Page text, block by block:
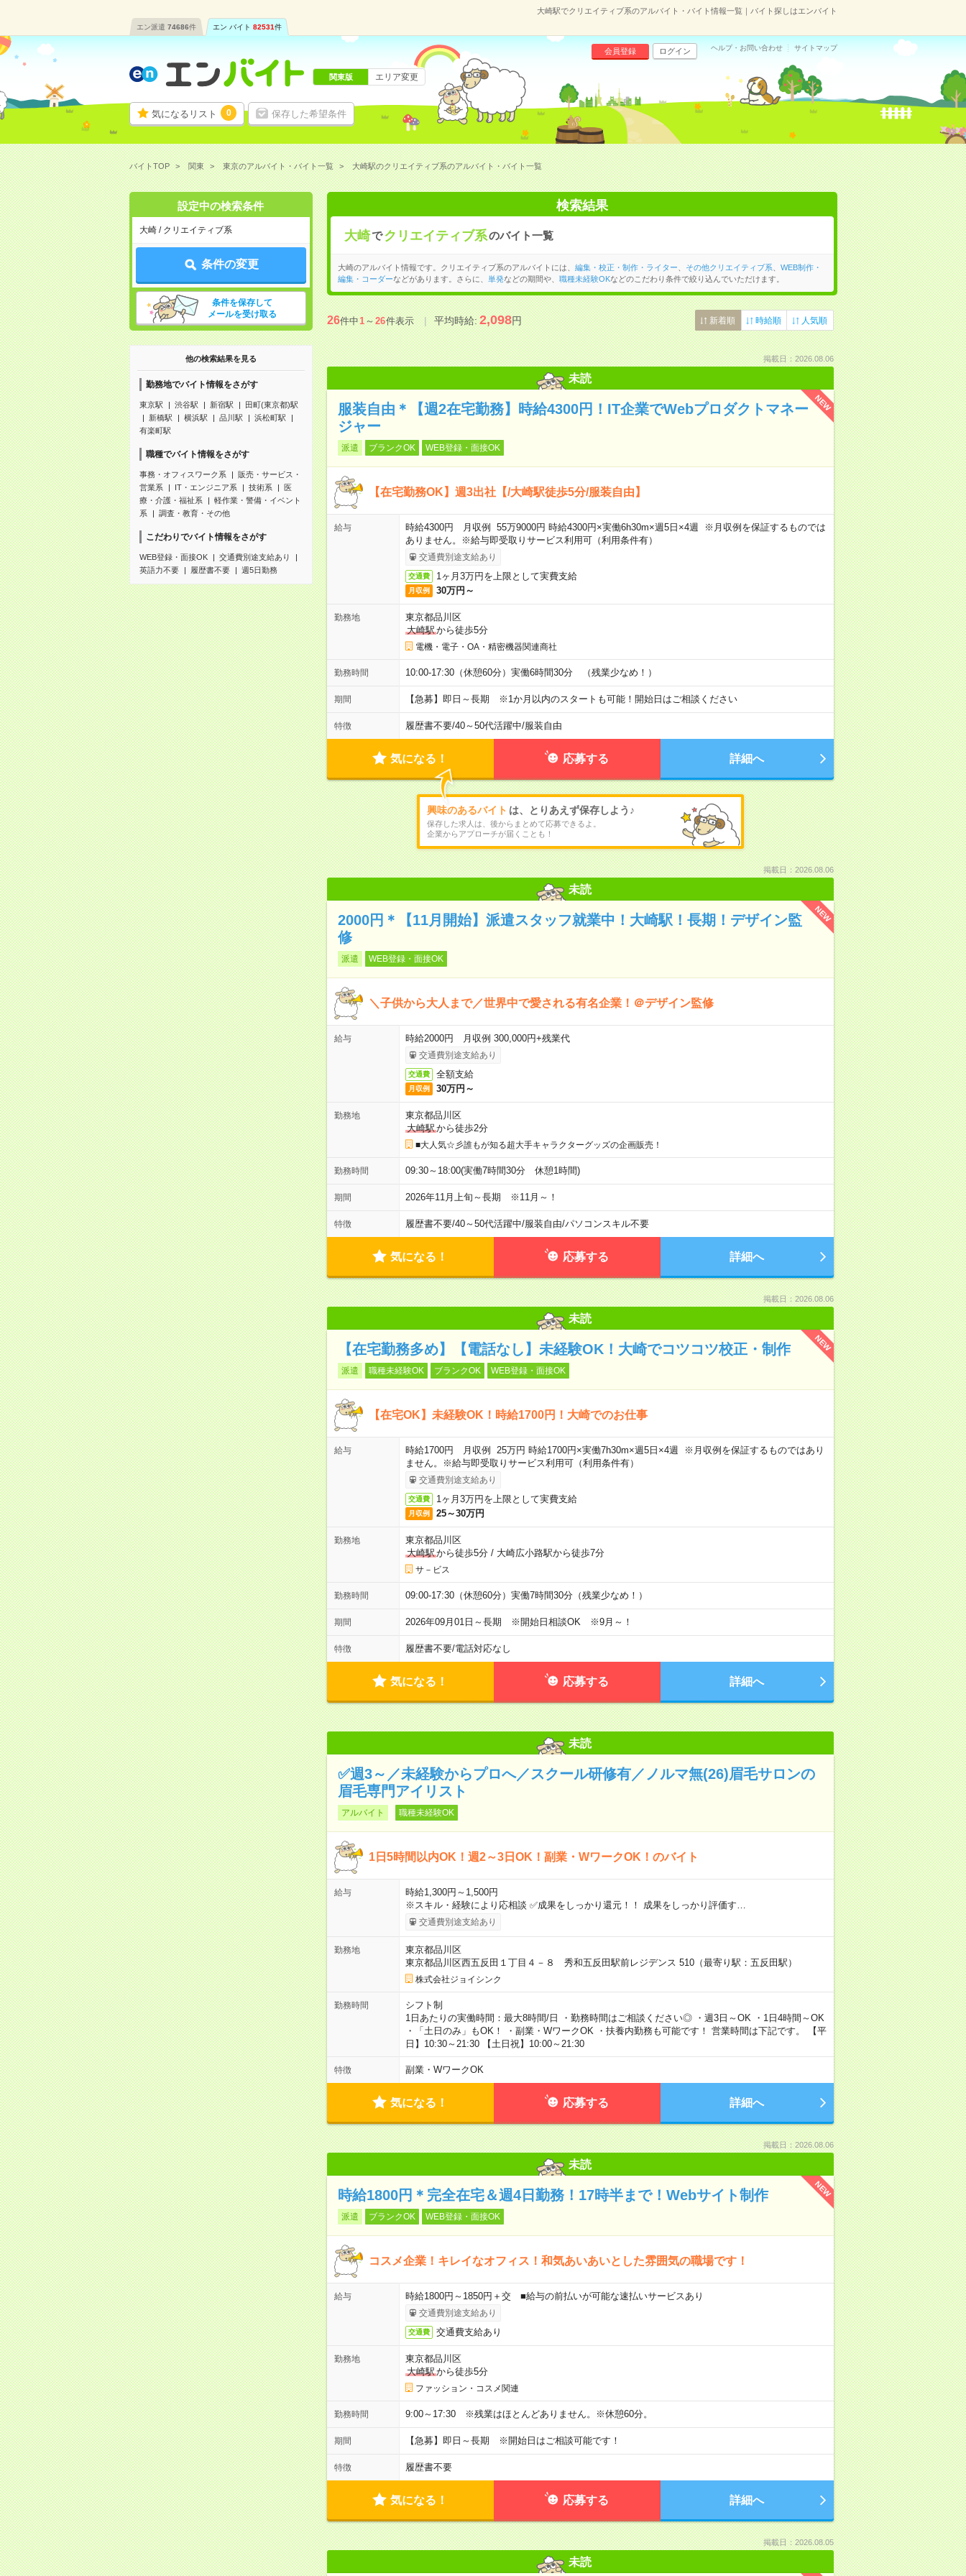
大崎駅でクリエイティブ系のアルバイト・バイト情報一覧｜バイト探しはエンバイト
エン派遣 74686件 エン バイト 82531件
気になるリスト 0 保存した希望条件
会員登録 ログイン ヘルプ・お問い合わせ サイトマップ
関東版 エリア変更
バイトTOP 関東 東京のアルバイト・バイト一覧 大崎駅のクリエイティブ系のアルバイト・バイト一覧
設定中の検索条件
大崎 / クリエイティブ系
条件の変更
条件を保存して
メールを受け取る
他の検索結果を見る
勤務地でバイト情報をさがす
東京駅 渋谷駅 新宿駅
田町(東京都)駅
新橋駅
横浜駅 品川駅
浜松町駅
有楽町駅
職種でバイト情報をさがす
事務・オフィスワーク系
販売・サービス・
営業系
IT・エンジニア系 技術系
医
療・介護・福祉系
軽作業・警備・イベント
系
調査・教育・その他
こだわりでバイト情報をさがす
WEB登録・面接OK
交通費別途支給あり
英語力不要
履歴書不要 週5日勤務
検索結果
大崎で クリエイティブ系のバイト一覧
大崎のアルバイト情報です。クリエイティブ系のアルバイトには、 編集・校正・制作・ライター その他クリエイティブ系
WEB制作・
編集・コーダーなどがあります。さらに、 単発などの期間や、 職種未経験OKなどのこだわり条件で絞り込んでいただけます。
26件中1～26件表示 平均時給:2,098円 新着順 時給順 人気順
掲載日：2026.08.06
未読
NEW
服装自由＊【週2在宅勤務】時給4300円！IT企業でWebプロダクトマネー
ジャー
派遣 ブランクOK WEB登録・面接OK
【在宅勤務OK】週3出社【/大崎駅徒歩5分/服装自由】
給与
時給4300円 月収例 55万9000円 時給4300円×実働6h30m×週5日×4週 ※月収例を保証するものでは
ありません。※給与即受取りサービス利用可（利用条件有）
交通費別途支給あり
交通費 1ヶ月3万円を上限として実費支給
月収例 30万円～
勤務地
東京都品川区
大崎駅から徒歩5分
電機・電子・OA・精密機器関連商社
勤務時間 10:00-17:30（休憩60分）実働6時間30分 （残業少なめ！）
期間 【急募】即日～長期 ※1か月以内のスタートも可能！開始日はご相談ください
特徴 履歴書不要/40～50代活躍中/服装自由
気になる！ 応募する 詳細へ
興味のあるバイト は、とりあえず保存しよう♪
保存した求人は、後からまとめて応募できるよ。
企業からアプローチが届くことも！
掲載日：2026.08.06
未読
NEW
2000円＊【11月開始】派遣スタッフ就業中！大崎駅！長期！デザイン監
修
派遣 WEB登録・面接OK
＼子供から大人まで／世界中で愛される有名企業！＠デザイン監修
給与 時給2000円 月収例 300,000円+残業代
交通費別途支給あり
交通費 全額支給
月収例 30万円～
勤務地
東京都品川区
大崎駅から徒歩2分
■大人気☆彡誰もが知る超大手キャラクターグッズの企画販売！
勤務時間 09:30～18:00(実働7時間30分 休憩1時間)
期間 2026年11月上旬～長期 ※11月～！
特徴 履歴書不要/40～50代活躍中/服装自由/パソコンスキル不要
気になる！ 応募する 詳細へ
掲載日：2026.08.06
未読
NEW
【在宅勤務多め】【電話なし】未経験OK！大崎でコツコツ校正・制作
派遣 職種未経験OK ブランクOK WEB登録・面接OK
【在宅OK】未経験OK！時給1700円！大崎でのお仕事
給与
時給1700円 月収例 25万円 時給1700円×実働7h30m×週5日×4週 ※月収例を保証するものではあり
ません。※給与即受取りサービス利用可（利用条件有）
交通費別途支給あり
交通費 1ヶ月3万円を上限として実費支給
月収例 25～30万円
勤務地
東京都品川区
大崎駅から徒歩5分/ 大崎広小路駅から徒歩7分
サ－ビス
勤務時間 09:00-17:30（休憩60分）実働7時間30分（残業少なめ！）
期間 2026年09月01日～長期 ※開始日相談OK ※9月～！
特徴 履歴書不要/電話対応なし
気になる！ 応募する 詳細へ
未読
✅週3～／未経験からプロへ／スクール研修有／ノルマ無(26)眉毛サロンの
眉毛専門アイリスト
アルバイト 職種未経験OK
1日5時間以内OK！週2～3日OK！副業・WワークOK！のバイト
給与
時給1,300円～1,500円
※スキル・経験により応相談 ✅成果をしっかり還元！！ 成果をしっかり評価す…
交通費別途支給あり
勤務地
東京都品川区
東京都品川区西五反田１丁目４－８ 秀和五反田駅前レジデンス 510（最寄り駅：五反田駅）
株式会社ジョイシンク
勤務時間
シフト制
1日あたりの実働時間：最大8時間/日 ・勤務時間はご相談ください◎ ・週3日～OK ・1日4時間～OK
・「土日のみ」もOK！ ・副業・WワークOK ・扶養内勤務も可能です！ 営業時間は下記です。 【平
日】10:30～21:30 【土日祝】10:00～21:30
特徴 副業・WワークOK
気になる！ 応募する 詳細へ
掲載日：2026.08.06
未読
NEW
時給1800円＊完全在宅＆週4日勤務！17時半まで！Webサイト制作
派遣 ブランクOK WEB登録・面接OK
コスメ企業！キレイなオフィス！和気あいあいとした雰囲気の職場です！
給与 時給1800円～1850円＋交 ■給与の前払いが可能な速払いサービスあり
交通費別途支給あり
交通費 交通費支給あり
勤務地
東京都品川区
大崎駅から徒歩5分
ファッション・コスメ関連
勤務時間 9:00～17:30 ※残業はほとんどありません。※休憩60分。
期間 【急募】即日～長期 ※開始日はご相談可能です！
特徴 履歴書不要
気になる！ 応募する 詳細へ
掲載日：2026.08.05
未読